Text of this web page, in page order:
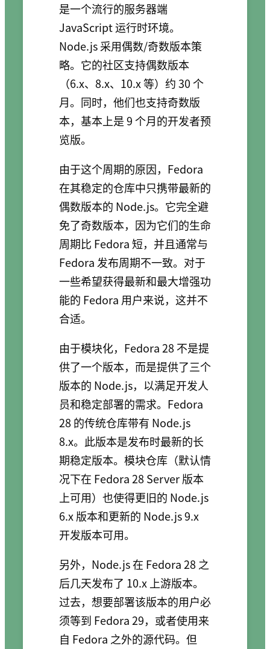
是一个流行的服务器端
JavaScript 运行时环境。
Node.js 采用偶数/奇数版本策
略。它的社区支持偶数版本
（6.x、8.x、10.x 等）约 30 个
月。同时，他们也支持奇数版
本，基本上是 9 个月的开发者预
览版。
由于这个周期的原因，Fedora
在其稳定的仓库中只携带最新的
偶数版本的 Node.js。它完全避
免了奇数版本，因为它们的生命
周期比 Fedora 短，并且通常与
Fedora 发布周期不一致。对于
一些希望获得最新和最大增强功
能的 Fedora 用户来说，这并不
合适。
由于模块化，Fedora 28 不是提
供了一个版本，而是提供了三个
版本的 Node.js，以满足开发人
员和稳定部署的需求。Fedora
28 的传统仓库带有 Node.js
8.x。此版本是发布时最新的长
期稳定版本。模块仓库（默认情
况下在 Fedora 28 Server 版本
上可用）也使得更旧的 Node.js
6.x 版本和更新的 Node.js 9.x
开发版本可用。
另外，Node.js 在 Fedora 28 之
后几天发布了 10.x 上游版本。
过去，想要部署该版本的用户必
须等到 Fedora 29，或者使用来
自 Fedora 之外的源代码。但